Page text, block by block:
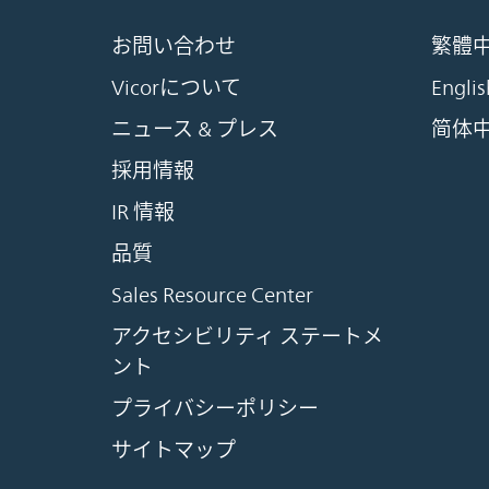
お問い合わせ
Vicorについて
ニュース & プレス
採用情報
IR 情報
品質
Sales Resource Center
アクセシビリティ ステートメ
ント
プライバシーポリシー
サイトマップ
繁體
简体